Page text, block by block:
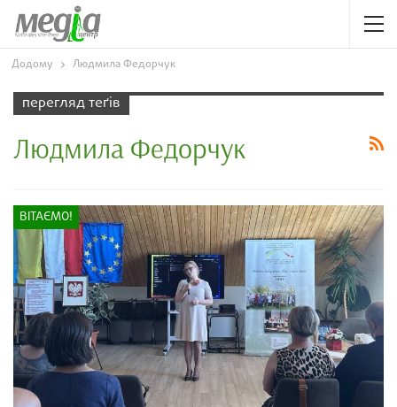
Додому Людмила Федорчук
перегляд теґів
Людмила Федорчук
ВІТАЄМО!